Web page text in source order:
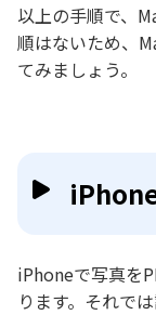
以上の手順で、
順はないため、
てみましょう。
iPhoneで写真を
ります。それで